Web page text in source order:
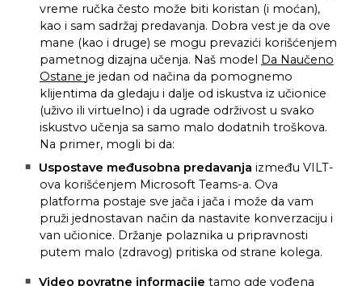
vreme ručka često može biti koristan (i moćan),
kao i sam sadržaj predavanja. Dobra vest je da ove
mane (kao i druge) se mogu prevazići korišćenjem
pametnog dizajna učenja. Naš model Da Naučeno
Ostane je jedan od načina da pomognemo
klijentima da gledaju i dalje od iskustva iz učionice
(uživo ili virtuelno) i da ugrade održivost u svako
iskustvo učenja sa samo malo dodatnih troškova.
Na primer, mogli bi da:
Uspostave međusobna predavanja između VILT-
ova korišćenjem Microsoft Teams-a. Ova
platforma postaje sve jača i jača i može da vam
pruži jednostavan način da nastavite konverzaciju i
van učionice. Držanje polaznika u pripravnosti
putem malo (zdravog) pritiska od strane kolega.
Video povratne informacije tamo gde vođena